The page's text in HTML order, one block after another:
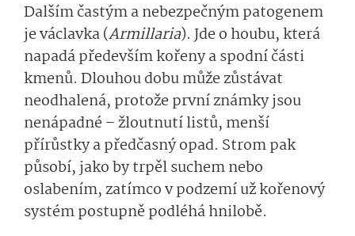
Dalším častým a nebezpečným patogenem
je václavka (Armillaria). Jde o houbu, která
napadá především kořeny a spodní části
kmenů. Dlouhou dobu může zůstávat
neodhalená, protože první známky jsou
nenápadné – žloutnutí listů, menší
přírůstky a předčasný opad. Strom pak
působí, jako by trpěl suchem nebo
oslabením, zatímco v podzemí už kořenový
systém postupně podléhá hnilobě.